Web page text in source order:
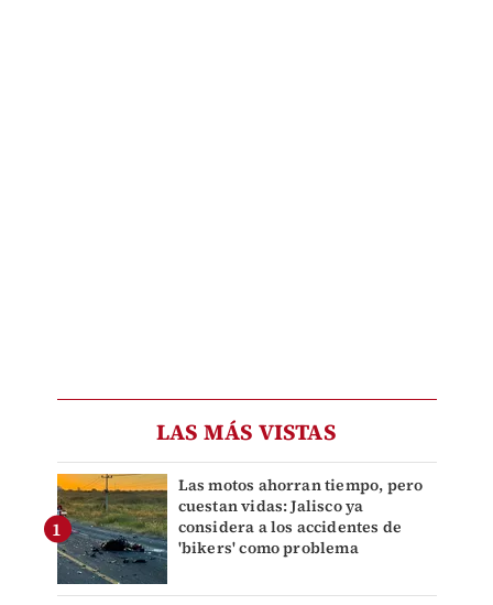
LAS MÁS VISTAS
Las motos ahorran tiempo, pero
cuestan vidas: Jalisco ya
considera a los accidentes de
'bikers' como problema